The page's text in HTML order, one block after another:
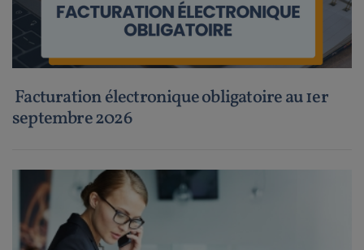
Facturation électronique obligatoire au 1er
septembre 2026